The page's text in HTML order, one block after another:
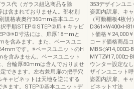
ス代（ガラス組込商品を除
含まれておりません。部材別
規格表奥行360mm基本ユニッ
手順STEP①STEP②扉＋キャビ
寸法には、扉厚18mmと
を含みます。また、ベースユニ
です。※ベースユニットのH
含みません。ベースユニット
台輪厚80mmは含んでおりませ
できます。左右兼用扉の把手穴
ャビネットは天地を逆にする
きます。STEP①基本ユニットデ
353デザインユ
姿図内訳扉、キ
（可動棚板4枚
ト価格￥24,000
コード価格商品
MBS◇¥14,000□-
MYTZ¥17,000□-
ウンター設定な
ザインユニット
姿図内訳扉、キ
ビネット寸法